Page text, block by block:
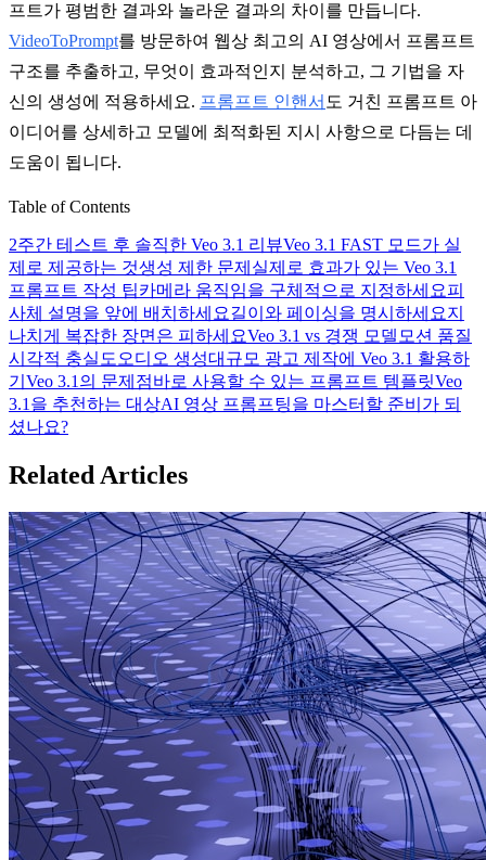
프트가 평범한 결과와 놀라운 결과의 차이를 만듭니다.
VideoToPrompt를 방문하여 웹상 최고의 AI 영상에서 프롬프트
구조를 추출하고, 무엇이 효과적인지 분석하고, 그 기법을 자
신의 생성에 적용하세요. 프롬프트 인핸서 도 거친 프롬프트 아
이디어를 상세하고 모델에 최적화된 지시 사항으로 다듬는 데
도움이 됩니다.
Table of Contents
2주간 테스트 후 솔직한 Veo 3.1 리뷰Veo 3.1 FAST 모드가 실
제로 제공하는 것생성 제한 문제 실제로 효과가 있는 Veo 3.1
프롬프트 작성 팁카메라 움직임을 구체적으로 지정하세요피
사체 설명을 앞에 배치하세요길이와 페이싱을 명시하세요지
나치게 복잡한 장면은 피하세요Veo 3.1 vs 경쟁 모델 모션 품질
시각적 충실도 오디오 생성대규모 광고 제작에 Veo 3.1 활용하
기 Veo 3.1의 문제점바로 사용할 수 있는 프롬프트 템플릿Veo
3.1을 추천하는 대상AI 영상 프롬프팅을 마스터할 준비가 되
셨나요?
Related Articles